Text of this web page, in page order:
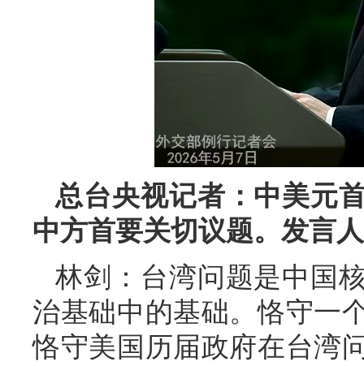
总台央视记者：中美元
中方首要关切议题。发言
林剑：台湾问题是中国
治基础中的基础。恪守一
恪守美国历届政府在台湾